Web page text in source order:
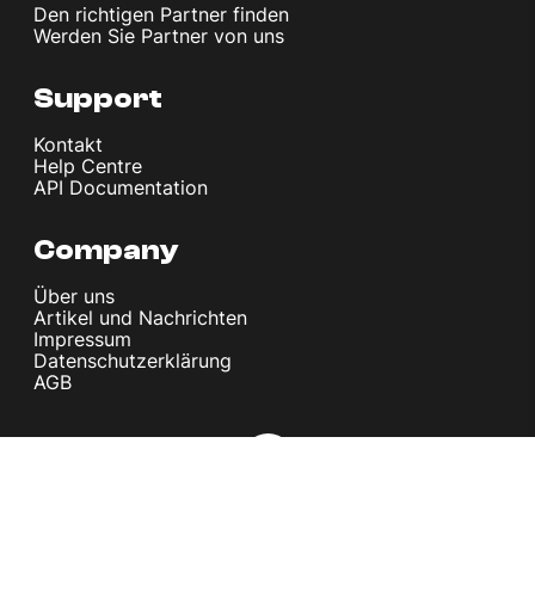
Den richtigen Partner finden
Werden Sie Partner von uns
Support
Kontakt
Help Centre
API Documentation
Company
Über uns
Artikel und Nachrichten
Impressum
Datenschutzerklärung
AGB